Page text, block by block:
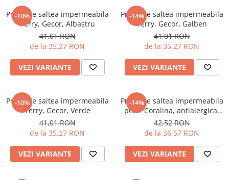
-10%
Protectie saltea impermeabila
Terry, Gecor, Albastru
41,01 RON
de la 35,27 RON
VEZI VARIANTE
-14%
Protectie saltea impermeabila
Terry, Gecor, Galben
41,01 RON
de la 35,27 RON
VEZI VARIANTE
-10%
Protectie saltea impermeabila
Terry, Gecor, Verde
41,01 RON
de la 35,27 RON
VEZI VARIANTE
-14%
Protectie saltea impermeabila
polar Coralina, antialergica,
Gecor, Alb
42,52 RON
de la 36,57 RON
VEZI VARIANTE